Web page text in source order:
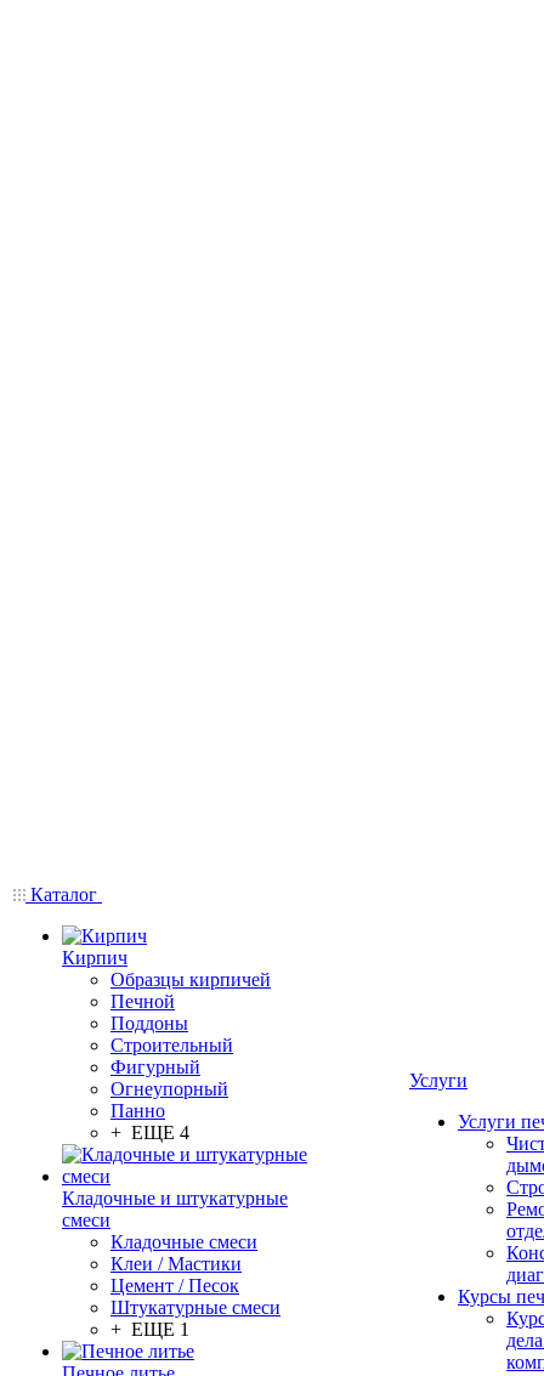
Каталог
Кирпич
Образцы кирпичей
Печной
Поддоны
Строительный
Фигурный
Огнеупорный
Панно
+ ЕЩЕ 4
Кладочные и штукатурные
смеси
Кладочные смеси
Клеи / Мастики
Цемент / Песок
Штукатурные смеси
+ ЕЩЕ 1
Услуги
Услуги
Курсы